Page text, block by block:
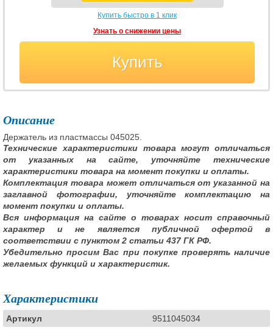
Купить быстро в 1 клик
Узнать о снижении цены
Купить
Описание
Держатель из пластмассы 045025.
Технические характеристики товара могут отличаться
от указанных на сайте, уточняйте технические
характеристики товара на момент покупки и оплаты.
Комплектация товара может отличаться от указанной на
заглавной фотографии, уточняйте комплектацию на
момент покупки и оплаты.
Вся информация на сайте о товарах носит справочный
характер и не является публичной офертой в
соответствии с пунктом 2 статьи 437 ГК РФ.
Убедительно просим Вас при покупке проверять наличие
желаемых функций и характеристик.
Характеристики
Артикул
9511045034